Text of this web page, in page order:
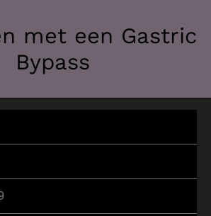
met een Gastric
Bypass